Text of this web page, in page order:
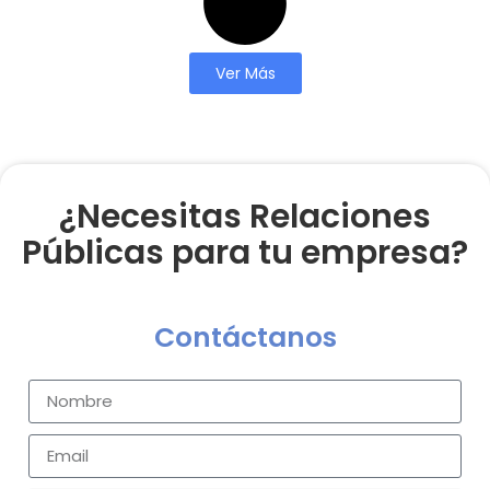
Ver Más
¿Necesitas Relaciones
Públicas para tu empresa?
Contáctanos